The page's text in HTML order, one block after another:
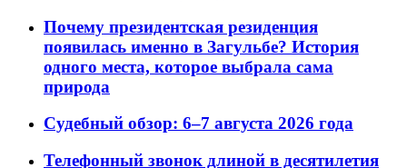
Почему президентская резиденция
появилась именно в Загульбе? История
одного места, которое выбрала сама
природа
Судебный обзор: 6–7 августа 2026 года
Телефонный звонок длиной в десятилетия